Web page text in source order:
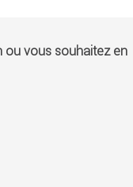
ou vous souhaitez en